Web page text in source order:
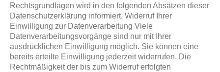
Rechtsgrundlagen wird in den folgenden Absätzen dieser
Datenschutzerklärung informiert. Widerruf Ihrer
Einwilligung zur Datenverarbeitung Viele
Datenverarbeitungsvorgänge sind nur mit Ihrer
ausdrücklichen Einwilligung möglich. Sie können eine
bereits erteilte Einwilligung jederzeit widerrufen. Die
Rechtmäßigkeit der bis zum Widerruf erfolgten